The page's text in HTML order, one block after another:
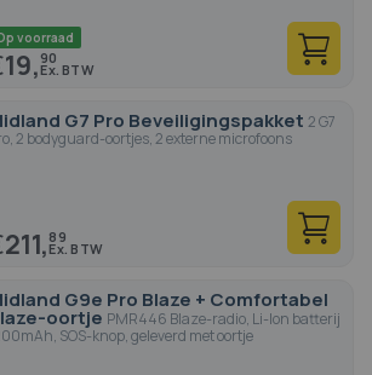
voorraad
19,90
G7 Pro Beveiligingspakket 2 G7
2 bodyguard-oortjes, 2 externe microfoons
211,89
G9e Pro Blaze + Comfortabel
oortje PMR446 Blaze-radio, Li-Ion batterij
SOS-knop, geleverd met oortje